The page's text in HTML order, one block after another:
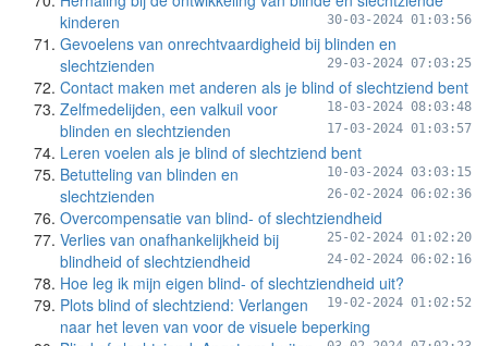
kinderen
30-03-2024 01:03:56
Gevoelens van onrechtvaardigheid bij blinden en
slechtzienden
29-03-2024 07:03:25
Contact maken met anderen als je blind of slechtziend bent
18-03-2024 08:03:48
Zelfmedelijden, een valkuil voor
blinden en slechtzienden
17-03-2024 01:03:57
Leren voelen als je blind of slechtziend bent
10-03-2024 03:03:15
Betutteling van blinden en
slechtzienden
26-02-2024 06:02:36
Overcompensatie van blind- of slechtziendheid
25-02-2024 01:02:20
Verlies van onafhankelijkheid bij
blindheid of slechtziendheid
24-02-2024 06:02:16
Hoe leg ik mijn eigen blind- of slechtziendheid uit?
19-02-2024 01:02:52
Plots blind of slechtziend: Verlangen
naar het leven van voor de visuele beperking